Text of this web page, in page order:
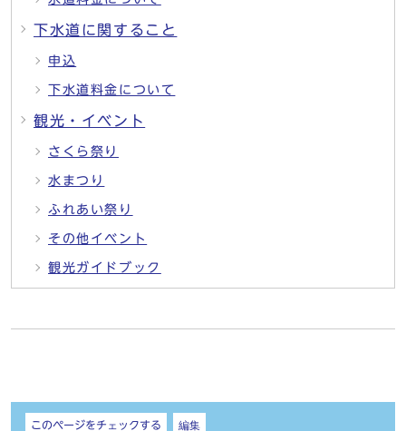
下水道に関すること
申込
下水道料金について
観光・イベント
さくら祭り
水まつり
ふれあい祭り
その他イベント
観光ガイドブック
しおり
このページをチェックする 編集